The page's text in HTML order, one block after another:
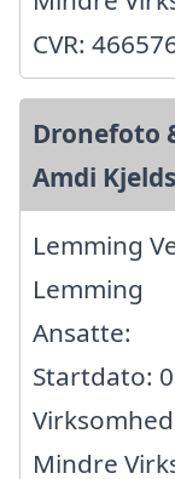
CVR:
Dronefoto
Amdi
Lemming
Lemming
Ansatte:
Startdato:
Mindre